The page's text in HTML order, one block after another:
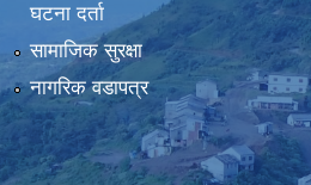
घटना दर्ता
सामाजिक सुरक्षा
नागरिक वडापत्र